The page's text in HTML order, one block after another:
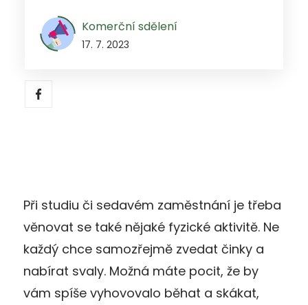
Komerční sdělení
17. 7. 2023
Při studiu či sedavém zaměstnání je třeba
věnovat se také nějaké fyzické aktivitě. Ne
každý chce samozřejmě zvedat činky a
nabírat svaly. Možná máte pocit, že by
vám spíše vyhovovalo běhat a skákat,